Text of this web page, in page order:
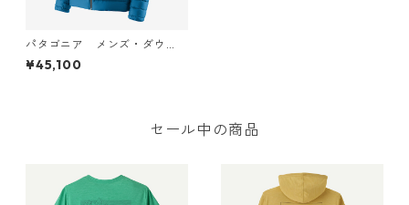
パタゴニア メンズ・ダウ
ン・セーター・フーディ (カ
ラー Endless Blue) Patagoni
¥45,100
セール中の商品